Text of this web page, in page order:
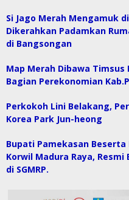
Si Jago Merah Mengamuk
Dikerahkan Padamkan
di Bangsongan
Map Merah Dibawa
Bagian Perekonomian
Perkokoh Lini Belakang,
Korea Park Jun-heong
Bupati Pamekasan Beserta
Korwil Madura Raya, Resmi
di SGMRP.